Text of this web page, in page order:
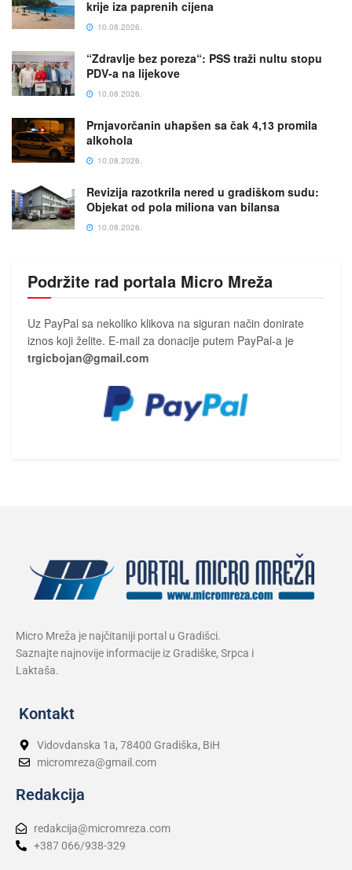
krije iza paprenih cijena
10.08.2026.
“Zdravlje bez poreza“: PSS traži nultu stopu
PDV-a na lijekove
10.08.2026.
Prnjavorčanin uhapšen sa čak 4,13 promila
alkohola
10.08.2026.
Revizija razotkrila nered u gradiškom sudu:
Objekat od pola miliona van bilansa
10.08.2026.
Podržite rad portala Micro Mreža
Uz PayPal sa nekoliko klikova na siguran način donirate
iznos koji želite. E-mail za donacije putem PayPal-a je
trgicbojan@gmail.com
Micro Mreža je najčitaniji portal u Gradišci.
Saznajte najnovije informacije iz Gradiške, Srpca i
Laktaša.
Kontakt
Vidovdanska 1a, 78400 Gradiška, BiH
micromreza@gmail.com
Redakcija
redakcija@micromreza.com
+387 066/938-329